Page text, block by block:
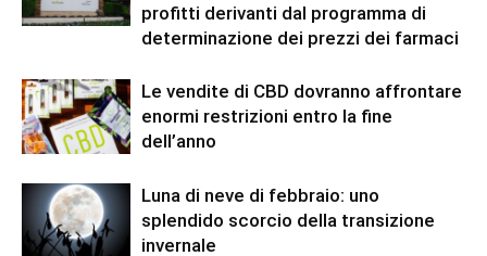
profitti derivanti dal programma di
determinazione dei prezzi dei farmaci
Le vendite di CBD dovranno affrontare
enormi restrizioni entro la fine
dell’anno
Luna di neve di febbraio: uno
splendido scorcio della transizione
invernale